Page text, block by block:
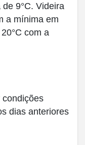
9°C. Videira
a mínima em
com a
dias anteriores